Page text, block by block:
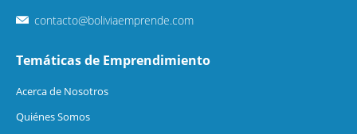
contacto@boliviaemprende.com
Temáticas de Emprendimiento
Acerca de Nosotros
Quiénes Somos